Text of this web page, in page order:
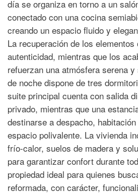
día se organiza en torno a un
conectado con una cocina
creando un espacio fluido y
La recuperación de los
autenticidad, mientras que los
refuerzan una atmósfera serena
de noche dispone de tres
suite principal cuenta con salida
privado, mientras que una
destinarse a despacho,
espacio polivalente. La vivienda
frío-calor, suelos de madera y
para garantizar confort durante
propiedad ideal para quienes
reformada, con carácter,